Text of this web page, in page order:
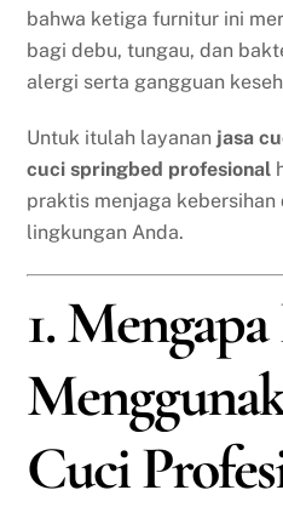
bahwa ketiga furnitur ini
bagi debu, tungau, dan
alergi serta gangguan
Untuk itulah layanan jasa
cuci springbed profesional
praktis menjaga kebersihan
lingkungan Anda.
1.
Cuci